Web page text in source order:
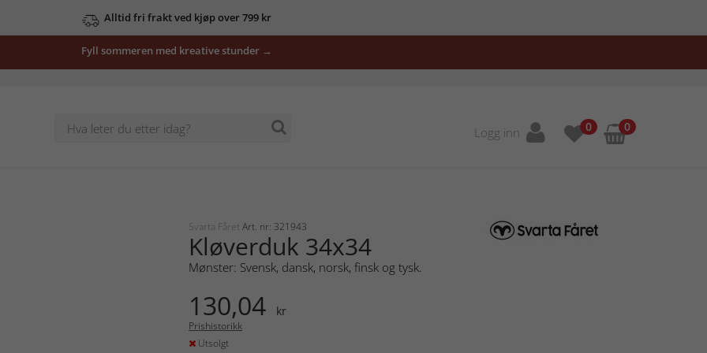
Alltid fri frakt ved kjøp over 799 kr
Fyll sommeren med kreative stunder →
Logg inn 0 0
Svarta Fåret Art. nr: 321943
Kløverduk 34x34
Mønster: Svensk, dansk, norsk, finsk og tysk.
130,04 kr
Prishistorikk
Utsolgt